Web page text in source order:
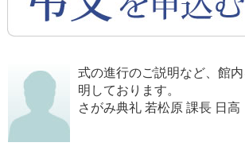
式の進行のご説明など、館
明しております。
さがみ典礼 若松原 課長 日高